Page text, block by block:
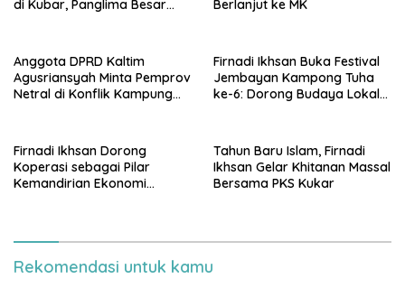
di Kubar, Panglima Besar
Berlanjut ke MK
Anggota DPRD Kaltim
Agusriansyah Minta Pemprov
Netral di Konflik Kampung
Firnadi Ikhsan Buka Festival
Jembayan Kampong Tuha
ke-6: Dorong Budaya Lokal
Firnadi Ikhsan Dorong
Koperasi sebagai Pilar
Kemandirian Ekonomi
Tahun Baru Islam, Firnadi
Ikhsan Gelar Khitanan Massal
Bersama PKS Kukar
Rekomendasi untuk kamu